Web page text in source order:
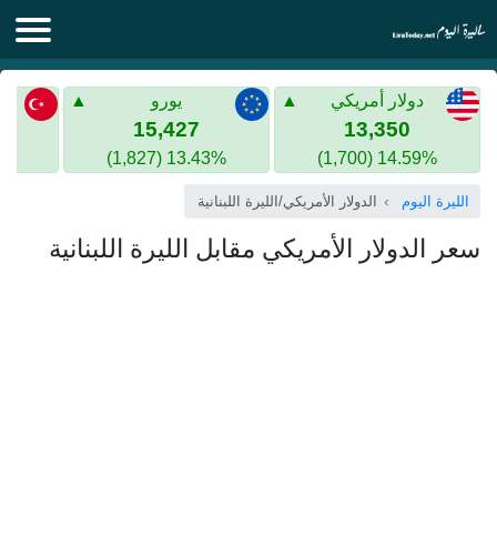
الليرة اليوم
الليرة السورية
الذهب في سوريا
الليرة التركية
الليرة التركية
الذهب في تركيا
اليورو الى الليرة التركية
دولار أمريكي
13,350
14.59% (1,700)
يورو
15,427
13.43% (1,827)
الليرة اليوم الدولار الأمريكي/الليرة اللبنانية
سعر الدولار الأمريكي مقابل الليرة اللبنانية